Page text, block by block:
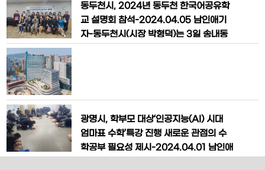
전하고공정하게이용하기위해배움의시간
이필요하다”고강조했다.
방문했다. 지난 11일 부평초등학교를 찾은
데 이어 올해로 네 번째 행보다.이날 주광
덕 시장은 별내초 학교 관계자 및 학부모
동두천시, 2024년 동두천 한국어공유학
교 설명회 참석-2024.04.05 남인애기
자-동두천시(시장 박형덕)는 3일 송내동
녀의 한국사회 조기 적응 및 공교육 진입
을 돕기 위한 사업이다.이번 설명회는 4월
8일
광명시, 학부모 대상‘인공지능(AI) 시대
엄마표 수학’특강 진행 새로운 관점의 수
학공부 필요성 제시-2024.04.01 남인애